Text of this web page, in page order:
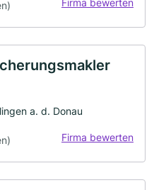
a. d. Donau
Firma bewerten